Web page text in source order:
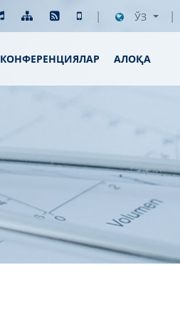
ЎЗ
КОНФЕРЕНЦИЯЛАР АЛОҚА